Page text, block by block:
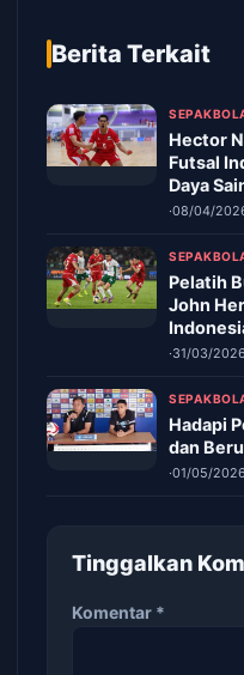
Berita Terkait
Hector
Futsal
Daya
·08/04/
Pelatih
John
·31/03/2026
Hadapi
dan
·01/05/2026
Tinggalkan
Komentar *